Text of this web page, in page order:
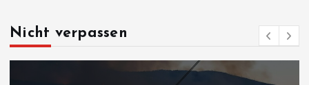
Nicht verpassen